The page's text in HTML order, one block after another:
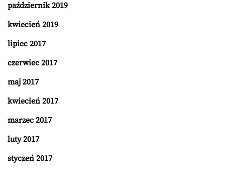
październik 2019
kwiecień 2019
lipiec 2017
czerwiec 2017
maj 2017
kwiecień 2017
marzec 2017
luty 2017
styczeń 2017